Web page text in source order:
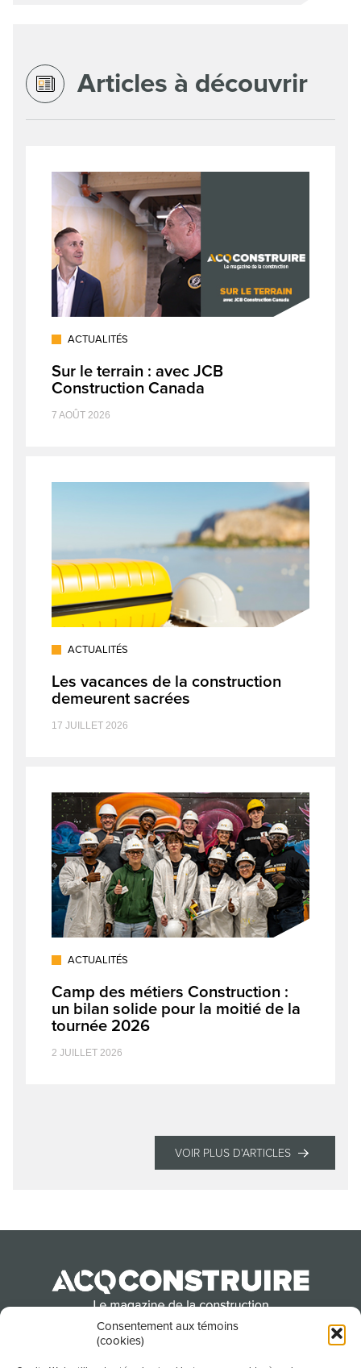
Consentement aux témoins
(cookies)
Articles à découvrir
ACTUALITÉS
Sur le terrain : avec JCB
Construction Canada
7 AOÛT 2026
ACTUALITÉS
Les vacances de la construction
demeurent sacrées
17 JUILLET 2026
ACTUALITÉS
Camp des métiers Construction :
un bilan solide pour la moitié de la
tournée 2026
2 JUILLET 2026
VOIR PLUS D'ARTICLES